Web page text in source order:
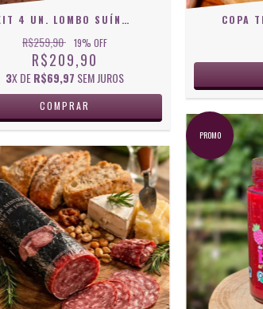
KIT 4 UN. LOMBO SUÍNO TEMPERADO - ZILIO
R$259,90 19% OFF
R$209,90
3X DER$69,97 SEM JUROS
PROMO